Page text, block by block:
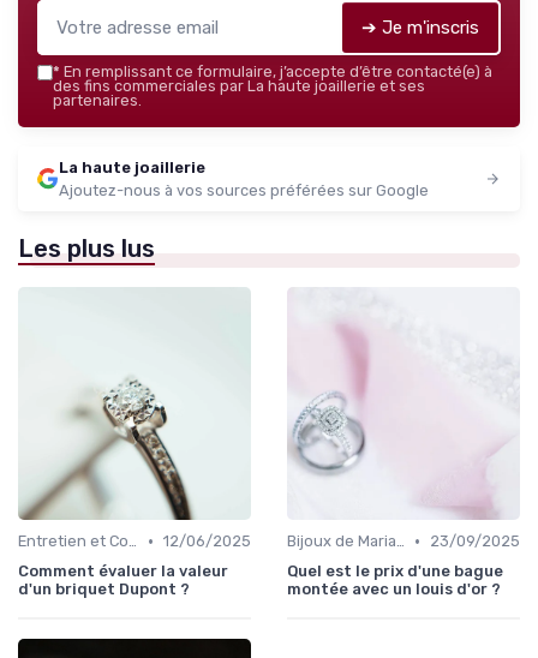
➔ Je m'inscris
* En remplissant ce formulaire, j’accepte d’être contacté(e) à
des fins commerciales par La haute joaillerie et ses
partenaires.
La haute joaillerie
Ajoutez-nous à vos sources préférées sur Google
Les plus lus
Entretien et Conservation des Bijoux • 12/06/2025
Comment évaluer la valeur
d'un briquet Dupont ?
Bijoux de Mariage et de Fiançailles •
23/09/2025
Quel est le prix d'une bague
montée avec un louis d'or ?